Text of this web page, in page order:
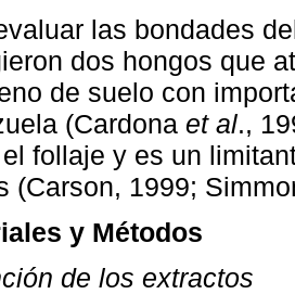
las bondades
dos hongos que
de suelo con
(Cardona et al.,
follaje y es un
(Carson, 1999;
y Métodos
de los extractos